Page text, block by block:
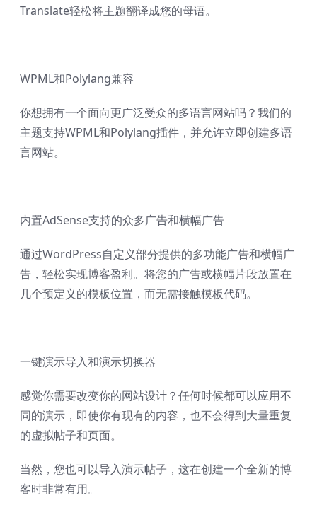
Translate轻松将主题翻译成您的母语。
WPML和Polylang兼容
你想拥有一个面向更广泛受众的多语言网站吗？我们的
主题支持WPML和Polylang插件，并允许立即创建多语
言网站。
内置AdSense支持的众多广告和横幅广告
通过WordPress自定义部分提供的多功能广告和横幅广
告，轻松实现博客盈利。将您的广告或横幅片段放置在
几个预定义的模板位置，而无需接触模板代码。
一键演示导入和演示切换器
感觉你需要改变你的网站设计？任何时候都可以应用不
同的演示，即使你有现有的内容，也不会得到大量重复
的虚拟帖子和页面。
当然，您也可以导入演示帖子，这在创建一个全新的博
客时非常有用。